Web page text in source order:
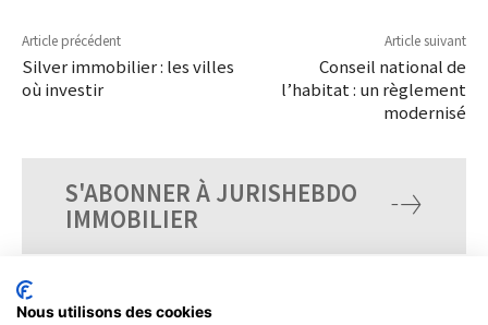
Article précédent
Silver immobilier : les villes
où investir
Article suivant
Conseil national de
l’habitat : un règlement
modernisé
S'ABONNER À JURISHEBDO
IMMOBILIER
Nous utilisons des cookies